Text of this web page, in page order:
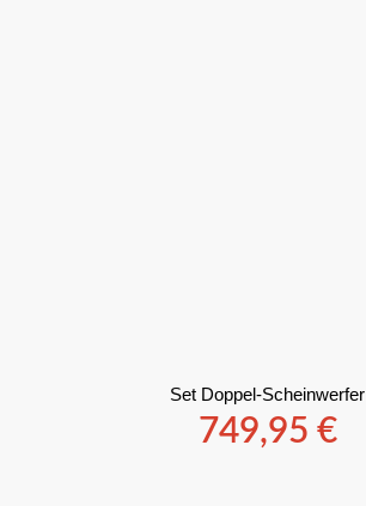
Set Doppel-Scheinwerfer
749,95 €